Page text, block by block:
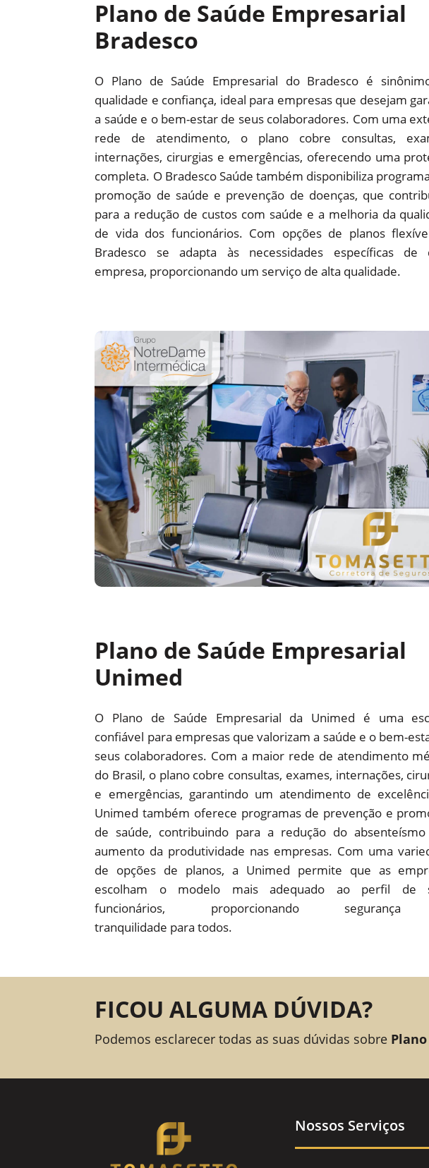
Plano de Saúde Empresarial
Bradesco
O Plano de Saúde Empresarial do Bradesco é
qualidade e confiança, ideal para empresas que desejam
a saúde e o bem-estar de seus colaboradores. Com uma
rede de atendimento, o plano cobre consultas,
internações, cirurgias e emergências, oferecendo uma
completa. O Bradesco Saúde também disponibiliza
promoção de saúde e prevenção de doenças, que
para a redução de custos com saúde e a melhoria da
de vida dos funcionários. Com opções de planos
Bradesco se adapta às necessidades específicas de
empresa, proporcionando um serviço de alta qualidade.
Plano de Saúde Empresarial
Unimed
O Plano de Saúde Empresarial da Unimed é uma
confiável para empresas que valorizam a saúde e o bem-
seus colaboradores. Com a maior rede de atendimento
do Brasil, o plano cobre consultas, exames, internações,
e emergências, garantindo um atendimento de
Unimed também oferece programas de prevenção e
de saúde, contribuindo para a redução do
aumento da produtividade nas empresas. Com uma
de opções de planos, a Unimed permite que as
escolham o modelo mais adequado ao perfil de
funcionários, proporcionando
tranquilidade para todos.
FICOU ALGUMA DÚVIDA?
Podemos esclarecer todas as suas dúvidas sobre
Nossos Serviços